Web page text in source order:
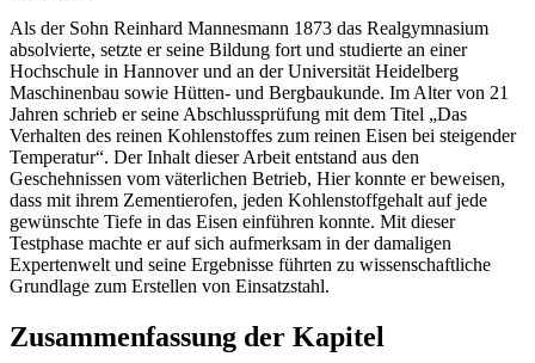
Als der Sohn Reinhard Mannesmann 1873 das Realgymnasium
absolvierte, setzte er seine Bildung fort und studierte an einer
Hochschule in Hannover und an der Universität Heidelberg
Maschinenbau sowie Hütten- und Bergbaukunde. Im Alter von 21
Jahren schrieb er seine Abschlussprüfung mit dem Titel „Das
Verhalten des reinen Kohlenstoffes zum reinen Eisen bei steigender
Temperatur“. Der Inhalt dieser Arbeit entstand aus den
Geschehnissen vom väterlichen Betrieb, Hier konnte er beweisen,
dass mit ihrem Zementierofen, jeden Kohlenstoffgehalt auf jede
gewünschte Tiefe in das Eisen einführen konnte. Mit dieser
Testphase machte er auf sich aufmerksam in der damaligen
Expertenwelt und seine Ergebnisse führten zu wissenschaftliche
Grundlage zum Erstellen von Einsatzstahl.
Zusammenfassung der Kapitel